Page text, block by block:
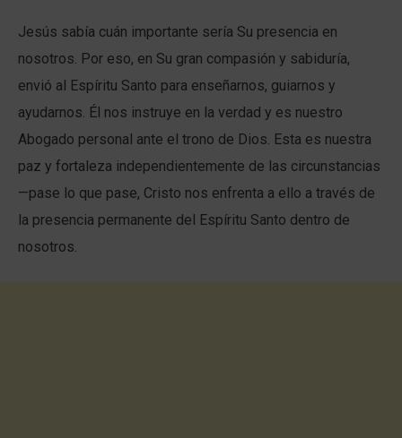
Jesús sabía cuán importante sería Su presencia en
nosotros. Por eso, en Su gran compasión y sabiduría,
envió al Espíritu Santo para enseñarnos, guiarnos y
ayudarnos. Él nos instruye en la verdad y es nuestro
Abogado personal ante el trono de Dios. Esta es nuestra
paz y fortaleza independientemente de las circunstancias
—pase lo que pase, Cristo nos enfrenta a ello a través de
la presencia permanente del Espíritu Santo dentro de
nosotros.